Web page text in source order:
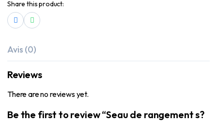
Share this product:
Avis (0)
Reviews
There are no reviews yet.
Be the first to review “Seau de rangement s?